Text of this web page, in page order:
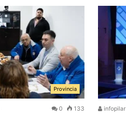
Provincia
0 133 infopilar